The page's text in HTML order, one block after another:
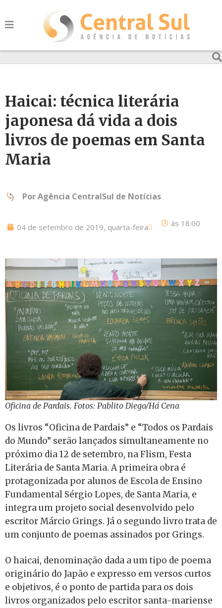
Haicai: técnica literária
japonesa dá vida a dois
livros de poemas em Santa
Maria
PorAgência CentralSul de Notícias
04 de setembro de 2019, quarta-feira às 18:00
Oficina de Pardais. Fotos: Pablito Diego/Há Cena
Os livros “Oficina de Pardais” e “Todos os Pardais
do Mundo” serão lançados simultaneamente no
próximo dia 12 de setembro, na Flism, Festa
Literária de Santa Maria. A primeira obra é
protagonizada por alunos de Escola de Ensino
Fundamental Sérgio Lopes, de Santa Maria, e
integra um projeto social desenvolvido pelo
escritor Márcio Grings. Já o segundo livro trata de
um conjunto de poemas assinados por Grings.
O haicai, denominação dada a um tipo de poema
originário do Japão e expresso em versos curtos
e objetivos, é o ponto de partida para os dois
livros organizados pelo escritor santa-mariense